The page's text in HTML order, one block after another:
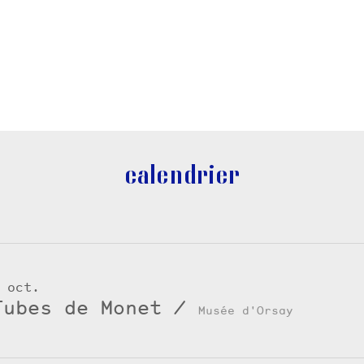
calendrier
oct.
de Monet / Musée d'Orsay